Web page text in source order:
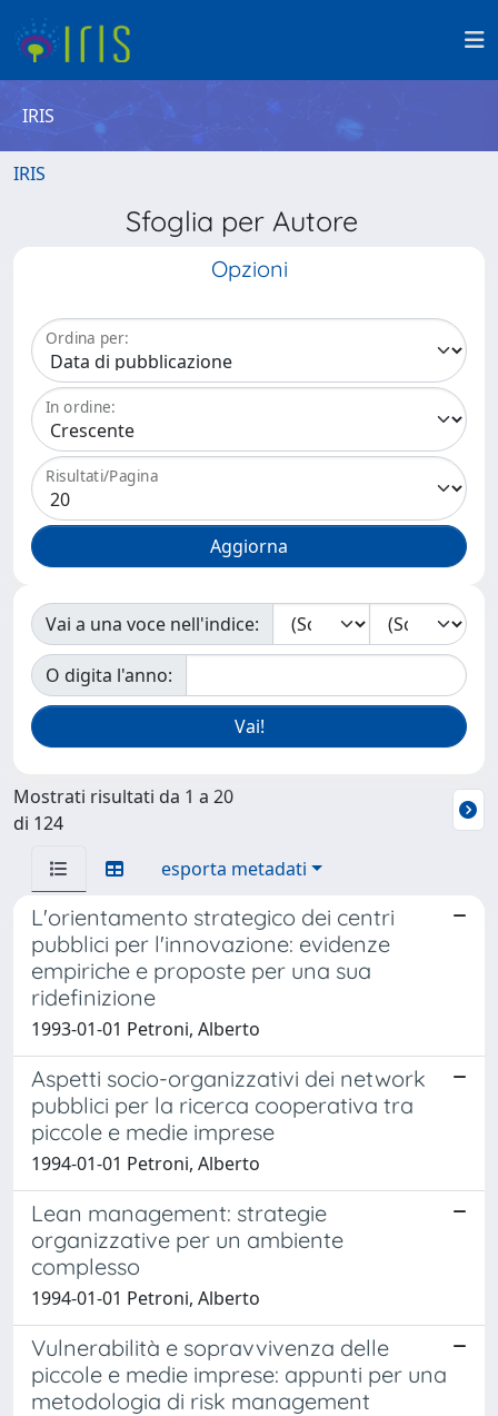
IRIS
IRIS
Sfoglia per Autore
Opzioni
Ordina per:
In ordine:
Risultati/Pagina
Vai a una voce nell'indice:
O digita l'anno:
Mostrati risultati da 1 a 20
di 124
esporta metadati
L'orientamento strategico dei centri
pubblici per l'innovazione: evidenze
empiriche e proposte per una sua
ridefinizione
1993-01-01 Petroni, Alberto
Aspetti socio-organizzativi dei network
pubblici per la ricerca cooperativa tra
piccole e medie imprese
1994-01-01 Petroni, Alberto
Lean management: strategie
organizzative per un ambiente
complesso
1994-01-01 Petroni, Alberto
Vulnerabilità e sopravvivenza delle
piccole e medie imprese: appunti per una
metodologia di risk management